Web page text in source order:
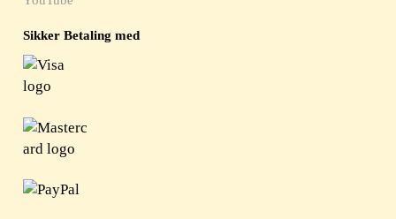
Sikker Betaling med